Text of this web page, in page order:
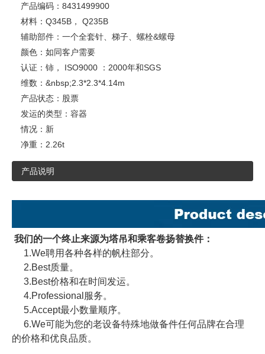
产品编码： 8431499900
材料： Q345B， Q235B
辅助部件： 一个全套针、梯子、螺栓&螺母
颜色： 如同客户需要
认证： 铈， ISO9000 ：2000年和SGS
维数： &nbsp;2.3*2.3*4.14m
产品状态： 股票
发运的类型： 容器
情况： 新
净重： 2.26t
产品说明
我们的一个终止来源为塔吊和乘客卷扬替换件：
1.We聘用各种各样的帆柱部分。
2.Best质量。
3.Best价格和在时间发运。
4.Professional服务。
5.Accept最小数量顺序。
6.We可能为您的老设备特殊地做备件任何品牌在合理
的价格和优良品质。